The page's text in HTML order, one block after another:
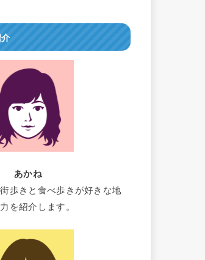
あかね
歩きと食べ歩きが好きな地
を紹介します。